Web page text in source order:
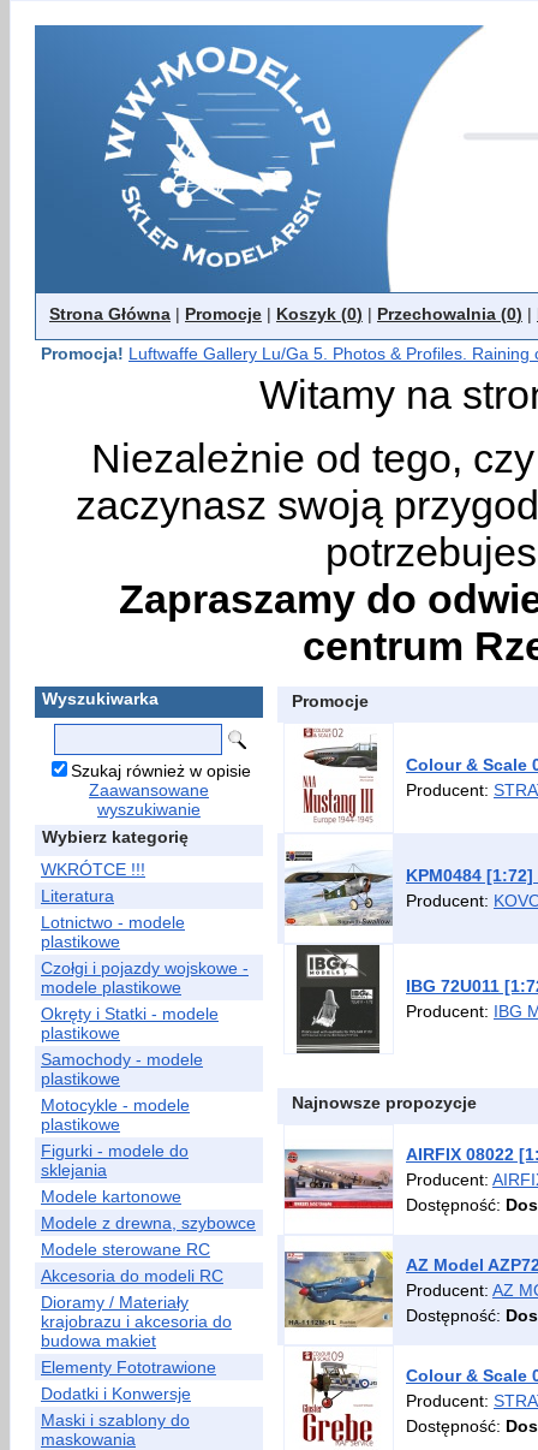
Strona Główna | Promocje | Koszyk (0) | Przechowalnia (0) |
Promocja! Luftwaffe Gallery Lu/Ga 5. Photos & Profiles. Raining
Witamy na
Niezależnie od tego,
zaczynasz swoją
Zapraszamy do
centrum
Wyszukiwarka
Szukaj również w opisie
Zaawansowane
wyszukiwanie
Wybierz kategorię
WKRÓTCE !!!
Literatura
Lotnictwo - modele
plastikowe
Czołgi i pojazdy wojskowe -
modele plastikowe
Okręty i Statki - modele
plastikowe
Samochody - modele
plastikowe
Motocykle - modele
plastikowe
Figurki - modele do
sklejania
Modele kartonowe
Modele z drewna, szybowce
Modele sterowane RC
Akcesoria do modeli RC
Dioramy / Materiały
krajobrazu i akcesoria do
budowa makiet
Elementy Fototrawione
Dodatki i Konwersje
Maski i szablony do
maskowania
Promocje
Colour & Scale
Producent:
KPM0484
Producent:
IBG 72U011
Producent: IBG
Najnowsze propozycje
AIRFIX 08022
Producent:
Dostępność:
AZ Model
Producent: AZ
Dostępność:
Colour & Scale
Producent:
Dostępność: